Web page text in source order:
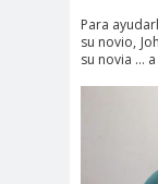
Para
su novio,
su novia ...